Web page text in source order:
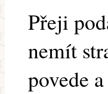
Přeji
nemít
povede